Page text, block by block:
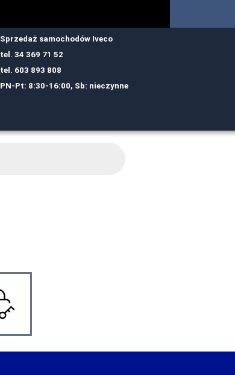
Sprzedaż samochodów Iveco
tel. 34 369 71 52
tel. 603 893 808
PN-Pt: 8:30-16:00, Sb: nieczynne